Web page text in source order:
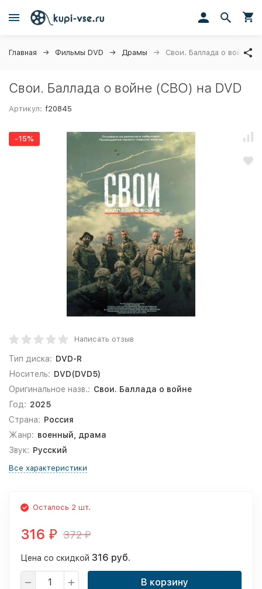
Главная Фильмы DVD Драмы Свои. Баллада о войне
Свои. Баллада о войне (СВО) на DVD
Артикул: f20845
-15%
Написать отзыв
Тип диска: DVD-R
Носитель: DVD(DVD5)
Оригинальное назв.: Свои. Баллада о войне
Год: 2025
Страна: Россия
Жанр: военный, драма
Звук: Русский
Все характеристики
Осталось 2 шт.
316 ₽ 372₽
Цена со скидкой 316 руб.
В корзину